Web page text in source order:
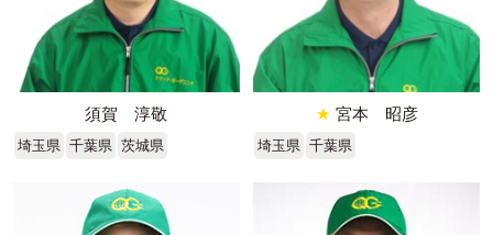
須賀 淳敬
埼玉県 千葉県 茨城県
★ 宮本 昭彦
埼玉県 千葉県